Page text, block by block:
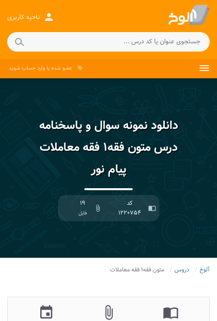
person ناحیه کاربری
local_offer عضو شده یاوارد حساب شوید.
دانلود نمونه سوال و پاسخنامه
درس متون فقه۱ فقه معاملات
پیام نور
import_contacts
کد
۱۲۲۰۷۵۴
attach_file
۱۹
فایل
آلوخ دروس متون فقه۱ فقه معاملات
import_contacts
attach_file
insert_invitation